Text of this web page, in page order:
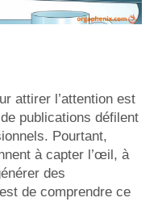
attirer l’attention est
publications défilent
Pourtant,
à capter l’œil, à
des
de comprendre ce